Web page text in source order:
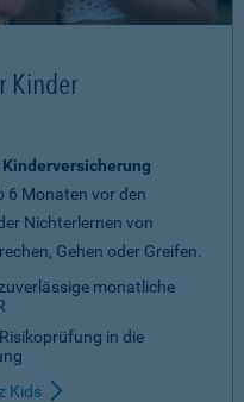
Kinder
Kinderversicherung
6 Monaten vor den
Nichterlernen von
Gehen oder Greifen.
monatliche
in die
Kids